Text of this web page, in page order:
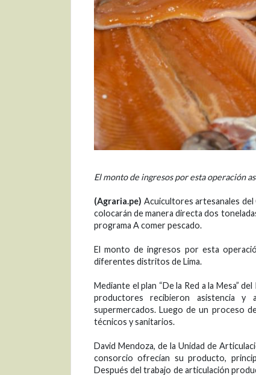
El monto de ingresos por esta operación
(Agraria.pe) Acuicultores artesanales del
colocarán de manera directa dos
programa A comer pescado.
El monto de ingresos por esta
diferentes distritos de Lima.
Mediante el plan “De la Red a la Mesa”
productores recibieron asistencia y
supermercados. Luego de un proceso
técnicos y sanitarios.
David Mendoza, de la Unidad de
consorcio ofrecían su producto,
Después del trabajo de articulación